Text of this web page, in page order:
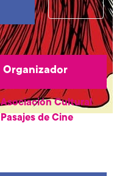
Organizador
Asociación Cultural
Pasajes de Cine